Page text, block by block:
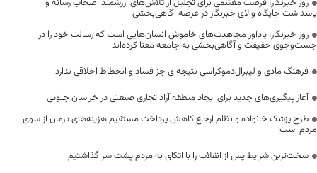
روز خبرنگار، فرصت مغتنمی برای تجلیل از تلاش‌های ارزشمند اصحاب رسانه و
پاسداشت جایگاه والای خبرنگار در عرصه آگاهی‌بخشی
روز خبرنگار، یادآور مجاهدت‌های خاموش انسان‌هایی است که رسالت خود را در
جست‌وجوی حقیقت و آگاهی‌بخشی به جامعه معنا کرده‌اند
فرهنگ مادی و لیبرال‌دموکراسی نتیجه‌ای جز فساد و انحطاط اخلاقی ندارد
آغاز پیگیری‌های جدید برای ایجاد منطقه آزاد تجاری صنعتی در خراسان جنوبی
طرح پزشک خانواده و نظام ارجاع کاهش پرداخت مستقیم هزینه‌های درمان از سوی
مردم است
سخت‌ترین شرایط پس از انقلاب را با اتکای به مردم پشت سر گذاشتیم